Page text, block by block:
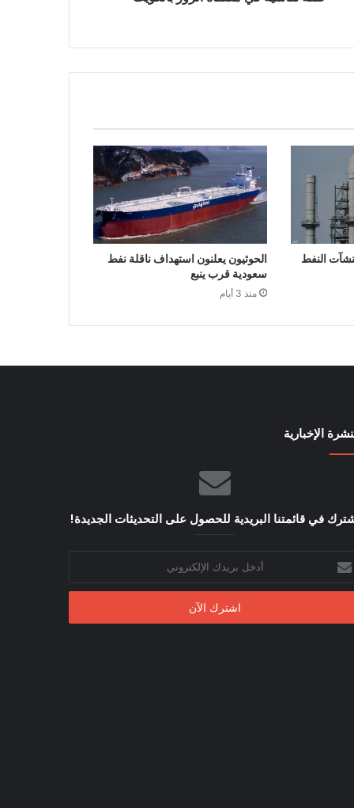
النفط
الحوثيون يعلنون استهداف ناقلة نفط
سعودية قرب ينبع
منذ 3 أيام
الإخبارية
في قائمتنا البريدية للحصول على التحديثات الجديدة!